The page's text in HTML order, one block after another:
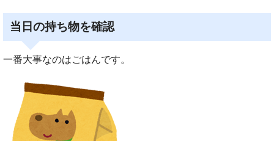
当日の持ち物を確認
一番大事なのはごはんです。